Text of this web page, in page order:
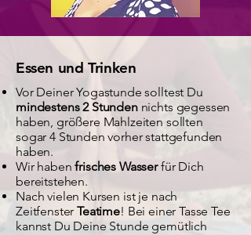
Essen und Trinken
Vor Deiner Yogastunde solltest Du
mindestens 2 Stundennichts gegessen
haben, größere Mahlzeiten sollten
sogar 4 Stunden vorher stattgefunden
haben.
Wir habenfrisches Wasser für Dich
bereitstehen.
Nach vielen Kursen ist je nach
ZeitfensterTeatime! Bei einer Tasse Tee
kannst Du Deine Stunde gemütlich